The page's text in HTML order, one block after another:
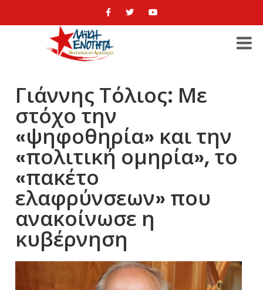
Γιάννης Τόλιος: Με
στόχο την
«ψηφοθηρία» και την
«πολιτική ομηρία», το
«πακέτο
ελαφρύνσεων» που
ανακοίνωσε η
κυβέρνηση